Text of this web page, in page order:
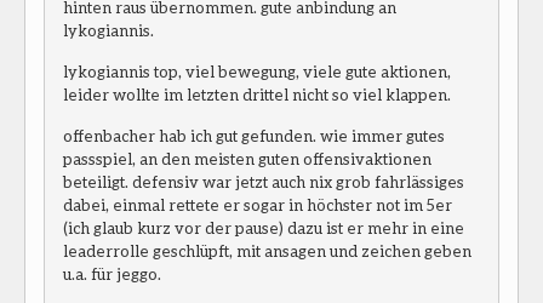
hinten raus übernommen. gute anbindung an
lykogiannis.
lykogiannis top, viel bewegung, viele gute aktionen,
leider wollte im letzten drittel nicht so viel klappen.
offenbacher hab ich gut gefunden. wie immer gutes
passspiel, an den meisten guten offensivaktionen
beteiligt. defensiv war jetzt auch nix grob fahrlässiges
dabei, einmal rettete er sogar in höchster not im 5er
(ich glaub kurz vor der pause) dazu ist er mehr in eine
leaderrolle geschlüpft, mit ansagen und zeichen geben
u.a. für jeggo.